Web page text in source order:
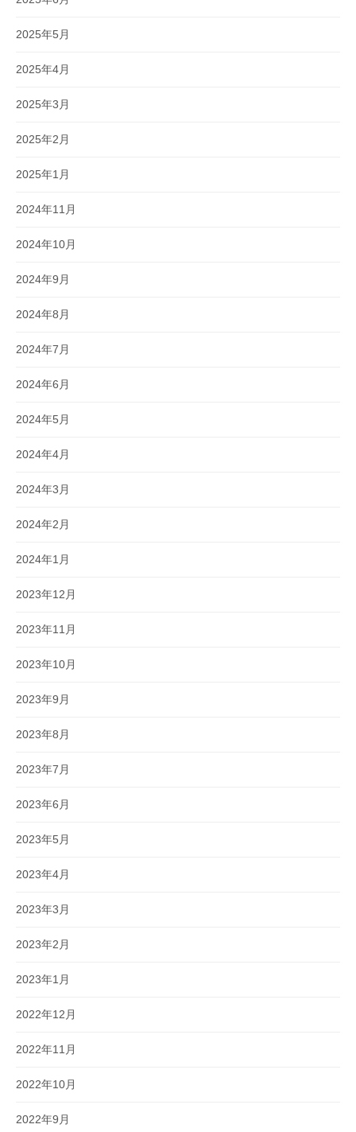
2025年5月
2025年4月
2025年3月
2025年2月
2025年1月
2024年11月
2024年10月
2024年9月
2024年8月
2024年7月
2024年6月
2024年5月
2024年4月
2024年3月
2024年2月
2024年1月
2023年12月
2023年11月
2023年10月
2023年9月
2023年8月
2023年7月
2023年6月
2023年5月
2023年4月
2023年3月
2023年2月
2023年1月
2022年12月
2022年11月
2022年10月
2022年9月